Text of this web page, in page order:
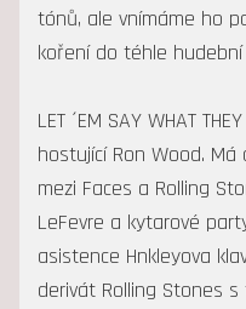
tónů, ale vnímáme ho
koření do téhle
LET ´EM SAY WHAT
hostující Ron Wood. Má
mezi Faces a Rolling
LeFevre a kytarové
asistence Hnkleyova
derivát Rolling Stones